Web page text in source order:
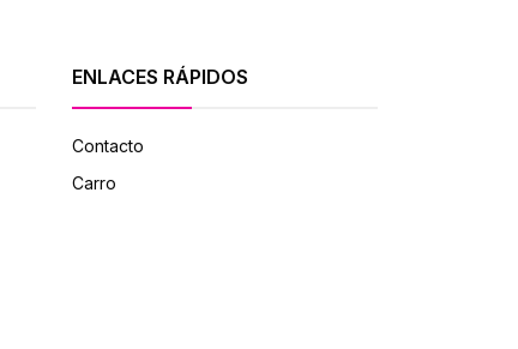
ENLACES RÁPIDOS
Contacto
Carro